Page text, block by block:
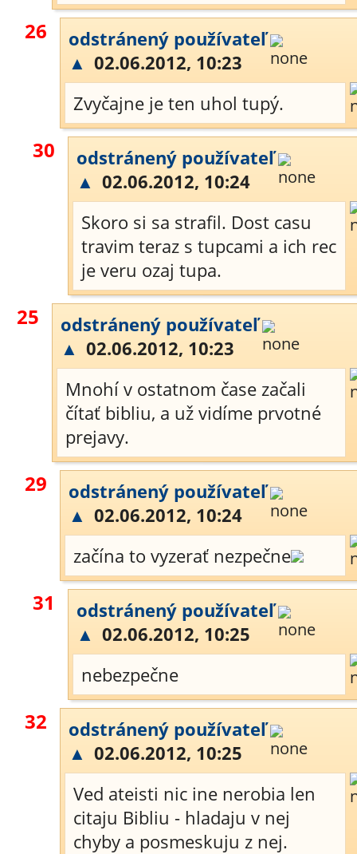
26
odstránený používateľ
▲ 02.06.2012, 10:23
Zvyčajne je ten uhol tupý.
30
odstránený používateľ
▲ 02.06.2012, 10:24
Skoro si sa strafil. Dost casu
travim teraz s tupcami a ich rec
je veru ozaj tupa.
25
odstránený používateľ
▲ 02.06.2012, 10:23
Mnohí v ostatnom čase začali
čítať bibliu, a už vidíme prvotné
prejavy.
29
odstránený používateľ
▲ 02.06.2012, 10:24
začína to vyzerať nezpečne
31
odstránený používateľ
▲ 02.06.2012, 10:25
nebezpečne
32
odstránený používateľ
▲ 02.06.2012, 10:25
Ved ateisti nic ine nerobia len
citaju Bibliu - hladaju v nej
chyby a posmeskuju z nej.